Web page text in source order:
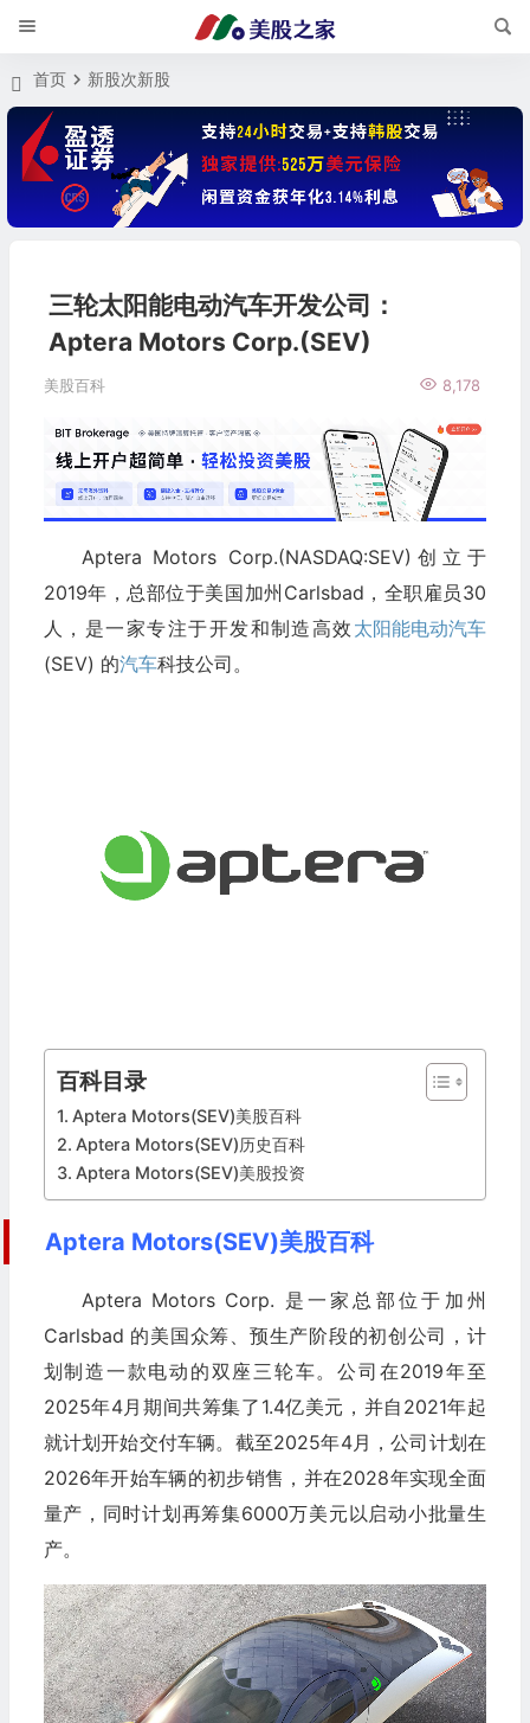
首页 新股次新股
三轮太阳能电动汽车开发公司：
Aptera Motors Corp.(SEV)
美股百科 8,178
Aptera Motors Corp.(NASDAQ:SEV)创立于
2019年，总部位于美国加州Carlsbad，全职雇员30
人，是一家专注于开发和制造高效 太阳能电动汽车
(SEV) 的汽车科技公司。
百科目录
Aptera Motors(SEV)美股百科
Aptera Motors(SEV)历史百科
Aptera Motors(SEV)美股投资
Aptera Motors(SEV)美股百科
Aptera Motors Corp. 是一家总部位于加州
Carlsbad 的美国众筹、预生产阶段的初创公司，计
划制造一款电动的双座三轮车。公司在2019年至
2025年4月期间共筹集了1.4亿美元，并自2021年起
就计划开始交付车辆。截至2025年4月，公司计划在
2026年开始车辆的初步销售，并在2028年实现全面
量产，同时计划再筹集6000万美元以启动小批量生
产。